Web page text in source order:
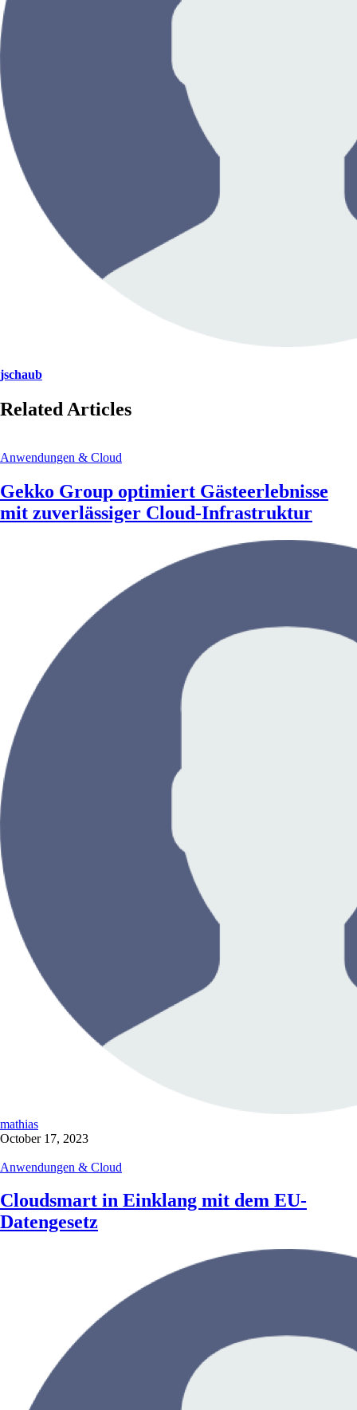
jschaub
Related Articles
Anwendungen & Cloud
Gekko Group optimiert Gästeerlebnisse
mit zuverlässiger Cloud-Infrastruktur
mathias
October 17, 2023
Anwendungen & Cloud
Cloudsmart in Einklang mit dem EU-
Datengesetz